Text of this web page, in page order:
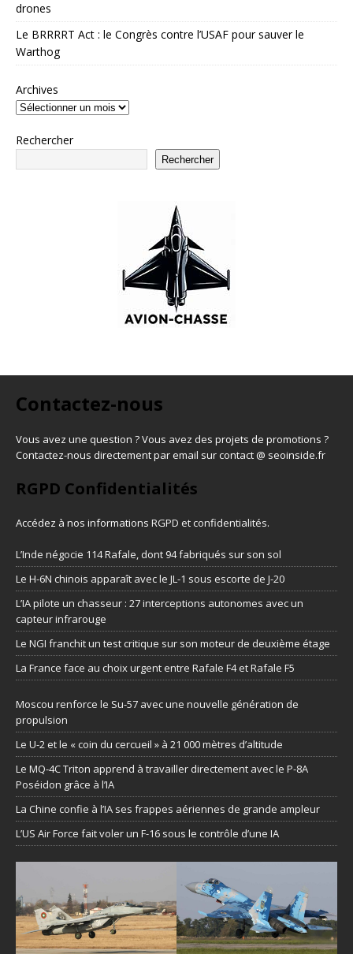
drones
Le BRRRRT Act : le Congrès contre l’USAF pour sauver le
Warthog
Archives
Rechercher
Rechercher
Contactez-nous
Vous avez une question ? Vous avez des projets de promotions ?
Contactez-nous directement par email sur contact @ seoinside.fr
RGPD Confidentialités
Accédez à nos informations RGPD et confidentialités.
L’Inde négocie 114 Rafale, dont 94 fabriqués sur son sol
Le H-6N chinois apparaît avec le JL-1 sous escorte de J-20
L’IA pilote un chasseur : 27 interceptions autonomes avec un
capteur infrarouge
Le NGI franchit un test critique sur son moteur de deuxième étage
La France face au choix urgent entre Rafale F4 et Rafale F5
Moscou renforce le Su-57 avec une nouvelle génération de
propulsion
Le U-2 et le « coin du cercueil » à 21 000 mètres d’altitude
Le MQ-4C Triton apprend à travailler directement avec le P-8A
Poséidon grâce à l’IA
La Chine confie à l’IA ses frappes aériennes de grande ampleur
L’US Air Force fait voler un F-16 sous le contrôle d’une IA